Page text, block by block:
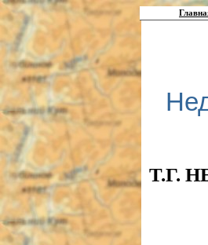
Т.Г.